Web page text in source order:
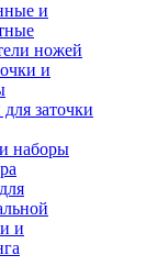
и
ножей
и
заточки
наборы
и